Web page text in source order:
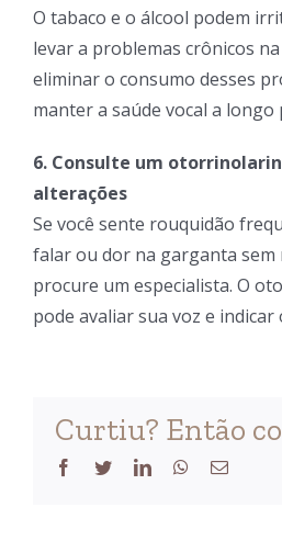
O tabaco e o álcool podem
levar a problemas crônicos
eliminar o consumo desses
manter a saúde vocal a longo
6. Consulte um
alterações
Se você sente rouquidão
falar ou dor na garganta
procure um especialista. O
pode avaliar sua voz e
Curtiu? Então
Facebook
TwitterLinkedInWhatsApp
Email